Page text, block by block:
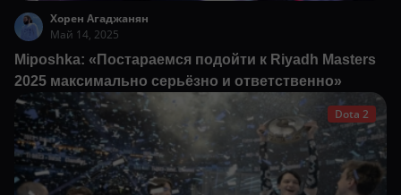
Хорен Агаджанян
Май 14, 2025
Miposhka: «Постараемся подойти к Riyadh Masters
2025 максимально серьёзно и ответственно»
Dota 2